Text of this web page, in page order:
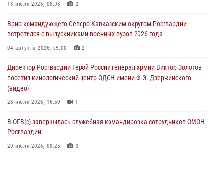
выпуска «Легенды армии с Александром Маршалом»
07 августа 2026, 12:00
Смольного собора в Санкт-Петербурге (видео)
3 1
13 июля 2026, 08:08 2
Врио командующего Северо-Кавказским округом Росгвардии
встретился с выпускниками военных вузов 2026 года
04 августа 2026, 05:00 2
Директор Росгвардии Герой России генерал армии Виктор Золотов
посетил кинологический центр ОДОН имени Ф.Э. Дзержинского
(видео)
28 июля 2026, 16:50 1
В ОГВ(с) завершилась служебная командировка сотрудников ОМОН
Росгвардии
20 июля 2026, 09:25 3